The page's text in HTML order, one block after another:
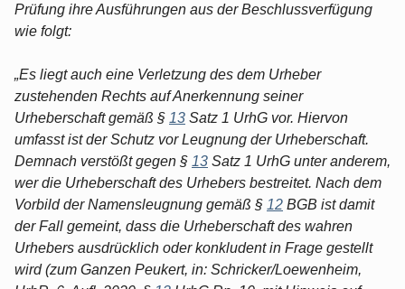
Prüfung ihre Ausführungen aus der Beschlussverfügung
wie folgt:
„Es liegt auch eine Verletzung des dem Urheber
zustehenden Rechts auf Anerkennung seiner
Urheberschaft gemäß § 13 Satz 1 UrhG vor. Hiervon
umfasst ist der Schutz vor Leugnung der Urheberschaft.
Demnach verstößt gegen § 13 Satz 1 UrhG unter anderem,
wer die Urheberschaft des Urhebers bestreitet. Nach dem
Vorbild der Namensleugnung gemäß § 12 BGB ist damit
der Fall gemeint, dass die Urheberschaft des wahren
Urhebers ausdrücklich oder konkludent in Frage gestellt
wird (zum Ganzen Peukert, in: Schricker/Loewenheim,